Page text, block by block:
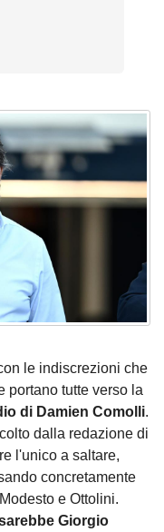
le indiscrezioni che
portano tutte verso la
di Damien Comolli.
dalla redazione di
l'unico a saltare,
concretamente
e Ottolini.
Giorgio